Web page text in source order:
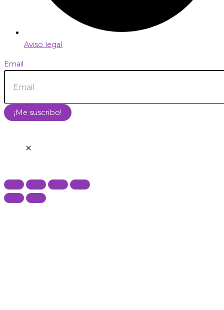
Aviso legal
Email
¡Me suscribo!